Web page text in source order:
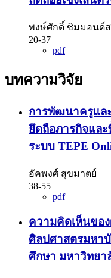
พงษ์ศักดิ์ ซิมมอนด์ส
20-37
pdf
บทความวิจัย
การพัฒนาครูแล
ยึดถือภารกิจแล
ระบบ TEPE
อัคพงศ์ สุขมาตย์
38-55
pdf
ความคิดเห็นขอ
ศิลปศาสตรมหา
ศึกษา มหาวิทย